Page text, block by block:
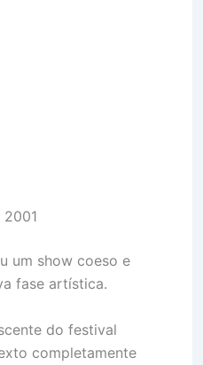
um show coeso e
fase artística.
do festival
completamente